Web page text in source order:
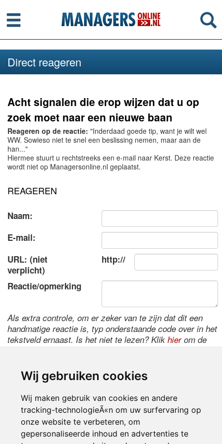
Wij gebruiken cookies
Wij maken gebruik van cookies en andere
tracking-technologieÃ«n om uw surfervaring op
onze website te verbeteren, om
gepersonaliseerde inhoud en advertenties te
Menu
Direct reageren
Acht signalen die erop wijzen dat u op
zoek moet naar een nieuwe baan
Reageren op de reactie: "Inderdaad goede tip, want je wilt wel
WW. Sowieso niet te snel een beslissing nemen, maar aan de
han..."
Hiermee stuurt u rechtstreeks een e-mail naar Kerst. Deze reactie
wordt niet op Managersonline.nl geplaatst.
REAGEREN
Naam:
E-mail:
URL: (niet
verplicht)
http://
Reactie/opmerking
Als extra controle, om er zeker van te zijn dat dit een
handmatige reactie is, typ onderstaande code over in het
tekstveld ernaast. Is het niet te lezen? Klik hierom de